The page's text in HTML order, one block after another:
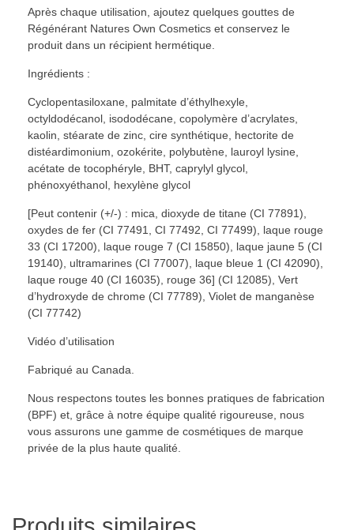
Après chaque utilisation, ajoutez quelques gouttes de
Régénérant Natures Own Cosmetics et conservez le
produit dans un récipient hermétique.
Ingrédients :
Cyclopentasiloxane, palmitate d’éthylhexyle,
octyldodécanol, isododécane, copolymère d’acrylates,
kaolin, stéarate de zinc, cire synthétique, hectorite de
distéardimonium, ozokérite, polybutène, lauroyl lysine,
acétate de tocophéryle, BHT, caprylyl glycol,
phénoxyéthanol, hexylène glycol
[Peut contenir (+/-) : mica, dioxyde de titane (CI 77891),
oxydes de fer (CI 77491, CI 77492, CI 77499), laque rouge
33 (CI 17200), laque rouge 7 (CI 15850), laque jaune 5 (CI
19140), ultramarines (CI 77007), laque bleue 1 (CI 42090),
laque rouge 40 (CI 16035), rouge 36] (CI 12085), Vert
d’hydroxyde de chrome (CI 77789), Violet de manganèse
(CI 77742)
Vidéo d’utilisation
Fabriqué au Canada.
Nous respectons toutes les bonnes pratiques de fabrication
(BPF) et, grâce à notre équipe qualité rigoureuse, nous
vous assurons une gamme de cosmétiques de marque
privée de la plus haute qualité.